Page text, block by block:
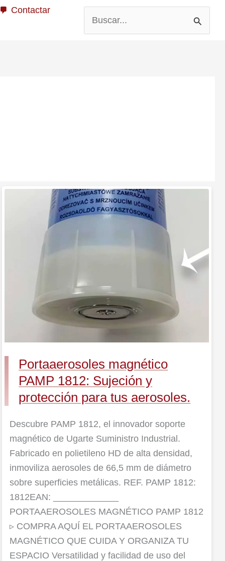
Contactar
Buscar
por:
Portaaerosoles magnético
PAMP 1812: Sujeción y
protección para tus aerosoles.
Descubre PAMP 1812, el innovador soporte
magnético de Ugarte Suministro Industrial.
Fabricado en polietileno HD de alta densidad,
inmoviliza aerosoles de 66,5 mm de diámetro
sobre superficies metálicas. REF. PAMP 1812:
1812EAN: _____________
PORTAAEROSOLES MAGNÉTICO PAMP 1812
▹ COMPRA AQUÍ EL PORTAAEROSOLES
MAGNÉTICO QUE CUIDA Y ORGANIZA TU
ESPACIO Versatilidad y facilidad de uso del
Portaaerosoles
magnético
PAMP
1812:
Sujeción
protección
tus
aerosoles.